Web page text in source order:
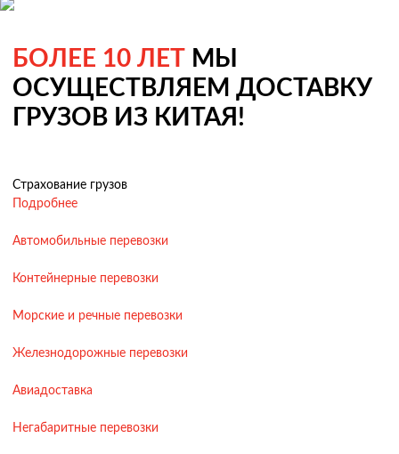
БОЛЕЕ 10 ЛЕТ МЫ
ОСУЩЕСТВЛЯЕМ ДОСТАВКУ
ГРУЗОВ ИЗ КИТАЯ!
Страхование грузов
Подробнее
Автомобильные перевозки
Контейнерные перевозки
Морские и речные перевозки
Железнодорожные перевозки
Авиадоставка
Негабаритные перевозки